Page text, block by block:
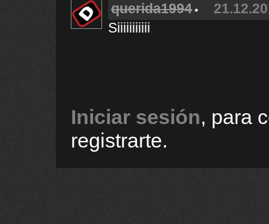
querida1994
Siiiiiiiiiii
Iniciar sesión, para
registrarte.